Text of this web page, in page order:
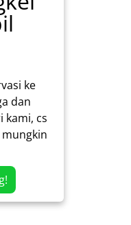
ke
dan
kami, cs